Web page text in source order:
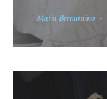
Maria Bernardino